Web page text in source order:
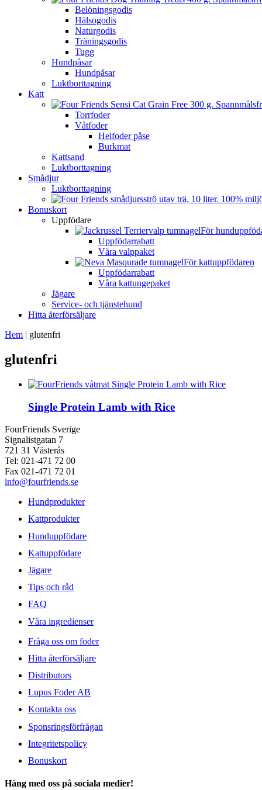
Belöningsgodis
Hälsogodis
Naturgodis
Träningsgodis
Tugg
Hundpåsar
Hundpåsar
Luktborttagning
Katt
Torrfoder
Våtfoder
Helfoder påse
Burkmat
Kattsand
Luktborttagning
Smådjur
Luktborttagning
Bonuskort
Uppfödare
För
Uppfödarrabatt
Våra valppaket
För kattuppfödaren
Uppfödarrabatt
Våra kattungepaket
Jägare
Service- och tjänstehund
Hitta återförsäljare
Hem | glutenfri
glutenfri
Single Protein Lamb with Rice
FourFriends Sverige
Signalistgatan 7
721 31 Västerås
Tel: 021-471 72 00
Fax 021-471 72 01
info@fourfriends.se
Hundprodukter
Kattprodukter
Hunduppfödare
Kattuppfödare
Jägare
Tips och råd
FAQ
Våra ingredienser
Fråga oss om foder
Hitta återförsäljare
Distributors
Lupus Foder AB
Kontakta oss
Sponsringsförfrågan
Integritetspolicy
Bonuskort
Häng med oss på sociala medier!